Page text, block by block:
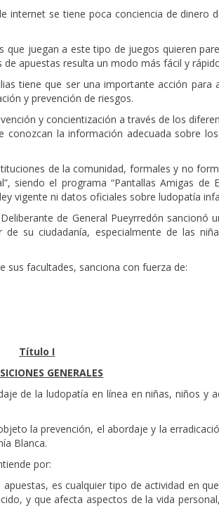
internet se tiene poca conciencia de dinero
que juegan a este tipo de juegos quieren
apuestas resulta un modo más fácil y
tiene que ser una importante acción para
y prevención de riesgos.
y concientización a través de los
conozcan la información adecuada sobre
de la comunidad, formales y no
siendo el programa “Pantallas Amigas de
vigente ni datos oficiales sobre ludopatía
de General Pueyrredón sancionó
su ciudadanía, especialmente de las
sus facultades, sanciona con fuerza de:
Título I
GENERALES
de la ludopatía en línea en niñas, niños y
la prevención, el abordaje y la
Blanca.
por:
es cualquier tipo de actividad en
y que afecta aspectos de la vida